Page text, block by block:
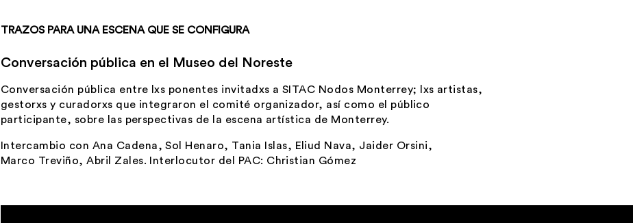
TRAZOS PARA UNA ESCENA QUE SE CONFIGURA
Conversación pública en el Museo del Noreste
Conversación pública entre lxs ponentes invitadxs a SITAC Nodos Monterrey; lxs artistas,
gestorxs y curadorxs que integraron el comité organizador, así como el público
participante, sobre las perspectivas de la escena artística de Monterrey.
Intercambio con Ana Cadena,Sol Henaro, Tania Islas, Eliud Nava, Jaider Orsini,
Marco Treviño,Abril Zales. Interlocutor del PAC: Christian Gómez